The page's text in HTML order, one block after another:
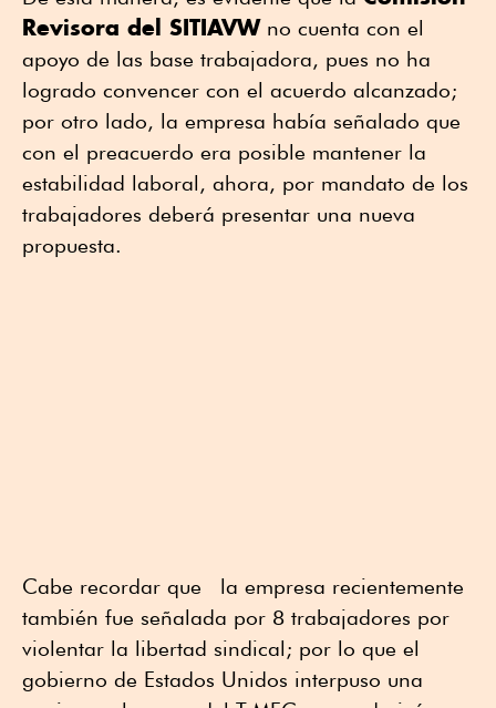
Revisora del SITIAVW no cuenta con el
apoyo de las base trabajadora, pues no ha
logrado convencer con el acuerdo alcanzado;
por otro lado, la empresa había señalado que
con el preacuerdo era posible mantener la
estabilidad laboral, ahora, por mandato de los
trabajadores deberá presentar una nueva
propuesta.
Cabe recordar que  la empresa recientemente
también fue señalada por 8 trabajadores por
violentar la libertad sindical; por lo que el
gobierno de Estados Unidos interpuso una